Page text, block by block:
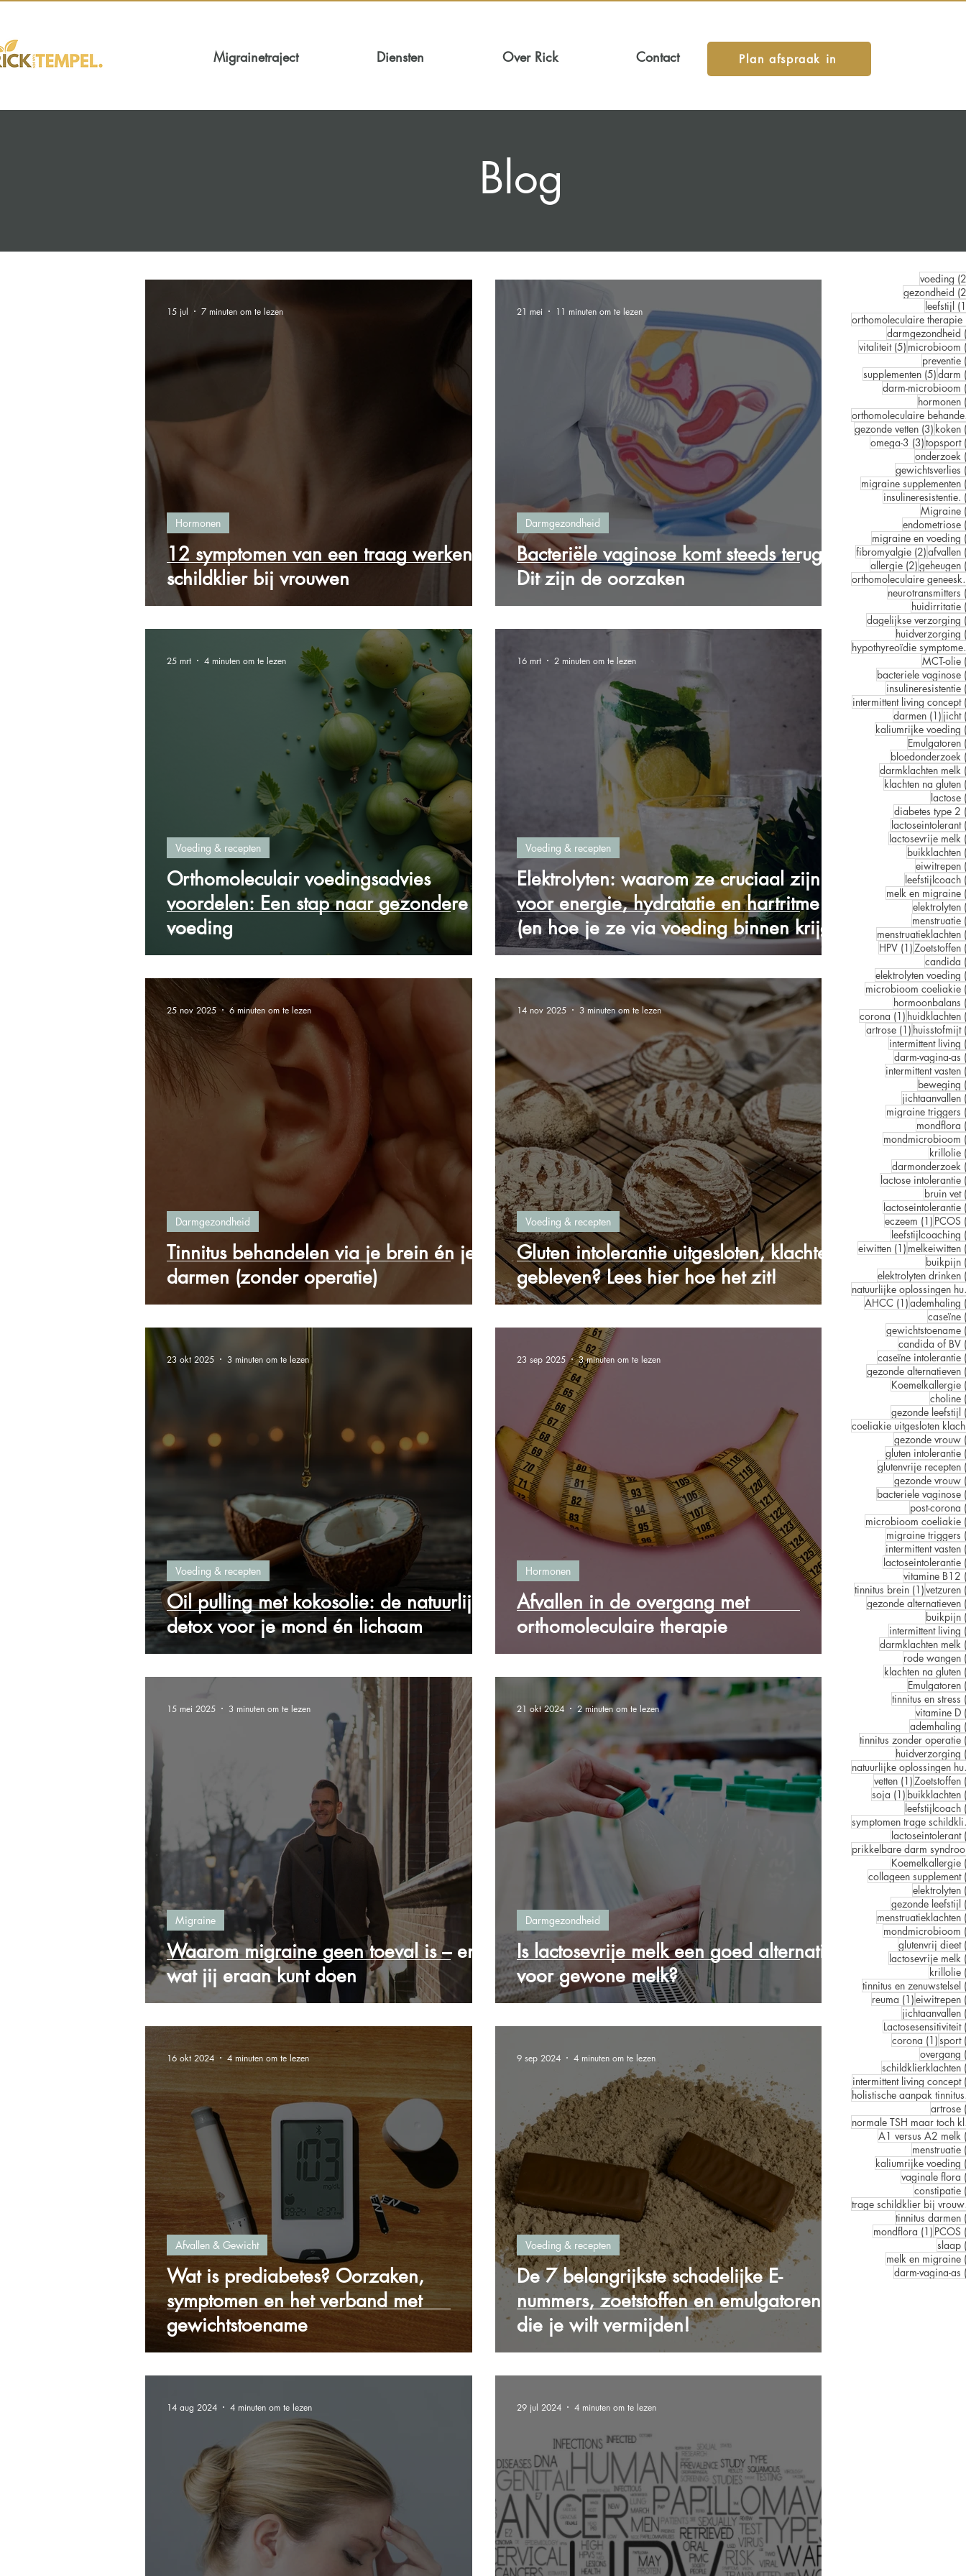
Migrainetraject Diensten Over Rick Contact Plan afspraak in
Blog
12 symptomen van een traag werkende
schildklier bij vrouwen
Hormonen
15 jul 7 minuten om te lezen
Bacteriële vaginose komt steeds terug?
Dit zijn de oorzaken
Darmgezondheid
21 mei 11 minuten om te lezen
Orthomoleculair voedingsadvies
voordelen: Een stap naar gezondere
voeding
Voeding & recepten
25 mrt 4 minuten om te lezen
Elektrolyten: waarom ze cruciaal zijn
voor energie, hydratatie en hartritme
(en hoe je ze via voeding binnen krijgt)
Voeding & recepten
16 mrt 2 minuten om te lezen
Tinnitus behandelen via je brein én je
darmen (zonder operatie)
Darmgezondheid
25 nov 2025 6 minuten om te lezen
Gluten intolerantie uitgesloten, klachten
gebleven? Lees hier hoe het zit!
Voeding & recepten
14 nov 2025 3 minuten om te lezen
Oil pulling met kokosolie: de natuurlijke
detox voor je mond én lichaam
Voeding & recepten
23 okt 2025 3 minuten om te lezen
Afvallen in de overgang met
orthomoleculaire therapie
Hormonen
23 sep 2025 3 minuten om te lezen
Waarom migraine geen toeval is – en
wat jij eraan kunt doen
Migraine
15 mei 2025 3 minuten om te lezen
Is lactosevrije melk een goed alternatief
voor gewone melk?
Darmgezondheid
21 okt 2024 2 minuten om te lezen
Wat is prediabetes? Oorzaken,
symptomen en het verband met
gewichtstoename
Afvallen & Gewicht
16 okt 2024 4 minuten om te lezen
De 7 belangrijkste schadelijke E-
nummers, zoetstoffen en emulgatoren
die je wilt vermijden!
Voeding & recepten
9 sep 2024 4 minuten om te lezen
14 aug 2024 4 minuten om te lezen 29 jul 2024 4 minuten om te lezen
voeding
gezondheid
leefstijl
orthomoleculaire therapie
darmgezondheid
vitaliteit (5) 5 posts
microbioom
preventie
supplementen (5)5
darm
darm-microbioom
hormonen
gezonde vetten (3) 3 posts
koken
omega-3 (3)3 posts
topsport
onderzoek
gewichtsverlies
migraine supplementen
insulineresistentie.
Migraine
endometriose
migraine en voeding
fibromyalgie (2)2 posts
afvallen
allergie (2)2 posts
geheugen
neurotransmitters
huidirritatie
dagelijkse verzorging
huidverzorging
MCT-olie
bacteriele vaginose
insulineresistentie
intermittent living concept
darmen (1) 1
jicht
kaliumrijke voeding
Emulgatoren
bloedonderzoek
darmklachten melk
klachten na gluten
lactose
diabetes type 2
lactoseintolerant
lactosevrije melk
buikklachten
eiwitrepen
leefstijlcoach
melk en migraine
elektrolyten
menstruatie
menstruatieklachten
HPV (1) 1 post
Zoetstoffen
candida
elektrolyten voeding
microbioom coeliakie
hormoonbalans
corona (1) 1 post
huidklachten
artrose (1) 1 post
huisstofmijt
intermittent living
darm-vagina-as
intermittent vasten
beweging
jichtaanvallen
migraine triggers
mondflora
mondmicrobioom
krillolie
darmonderzoek
lactose intolerantie
bruin vet
lactoseintolerantie
eczeem (1) 1 post
PCOS
leefstijlcoaching
eiwitten (1) 1 post
melkeiwitten
buikpijn
elektrolyten drinken
AHCC (1)1 post
ademhaling
caseïne
gewichtstoename
candida of BV
caseïne intolerantie
gezonde alternatieven
Koemelkallergie
choline
gezonde leefstijl
gezonde vrouw
gluten intolerantie
glutenvrije recepten
gezonde vrouw
bacteriele vaginose
post-corona
microbioom coeliakie
migraine triggers
intermittent vasten
lactoseintolerantie
vitamine B12
tinnitus brein (1)1 post
vetzuren
gezonde alternatieven
buikpijn
intermittent living
darmklachten melk
rode wangen
klachten na gluten
Emulgatoren
tinnitus en stress
vitamine D
ademhaling
tinnitus zonder operatie
huidverzorging
vetten (1) 1 post
Zoetstoffen
soja (1) 1 post
buikklachten
leefstijlcoach
lactoseintolerant
Koemelkallergie
collageen supplement
elektrolyten
gezonde leefstijl
menstruatieklachten
mondmicrobioom
glutenvrij dieet
lactosevrije melk
krillolie
tinnitus en zenuwstelsel
reuma (1)1 post
eiwitrepen
jichtaanvallen
Lactosesensitiviteit
corona (1)1 post
sport
overgang
schildklierklachten
intermittent living concept
artrose
A1 versus A2 melk
menstruatie
kaliumrijke voeding
vaginale flora
constipatie
tinnitus darmen
mondflora (1) 1 post
PCOS
slaap
melk en migraine
darm-vagina-as